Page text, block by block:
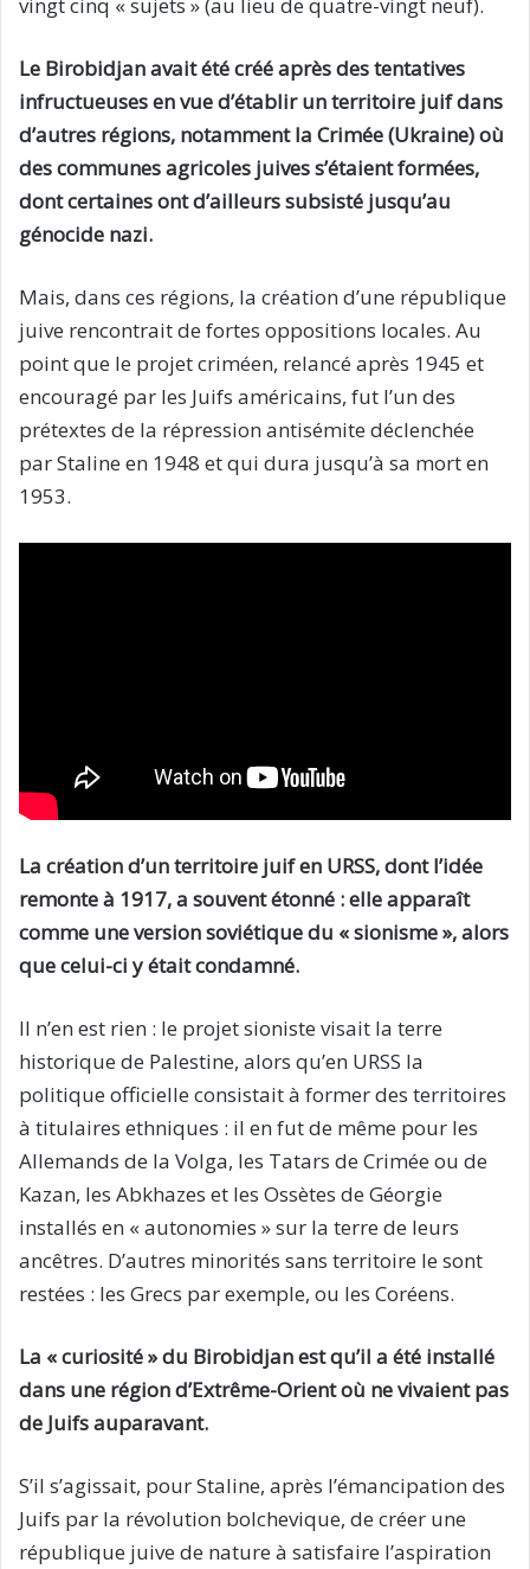
Le Birobidjan avait été créé après des tentatives
infructueuses en vue d’établir un territoire juif dans
d’autres régions, notamment la Crimée (Ukraine) où
des communes agricoles juives s’étaient formées,
dont certaines ont d’ailleurs subsisté jusqu’au
génocide nazi.
Mais, dans ces régions, la création d’une république
juive rencontrait de fortes oppositions locales. Au
point que le projet criméen, relancé après 1945 et
encouragé par les Juifs américains, fut l’un des
prétextes de la répression antisémite déclenchée
par Staline en 1948 et qui dura jusqu’à sa mort en
1953.
La création d’un territoire juif en URSS, dont l’idée
remonte à 1917, a souvent étonné : elle apparaît
comme une version soviétique du « sionisme », alors
que celui-ci y était condamné.
Il n’en est rien : le projet sioniste visait la terre
historique de Palestine, alors qu’en URSS la
politique officielle consistait à former des territoires
à titulaires ethniques : il en fut de même pour les
Allemands de la Volga, les Tatars de Crimée ou de
Kazan, les Abkhazes et les Ossètes de Géorgie
installés en « autonomies » sur la terre de leurs
ancêtres. D’autres minorités sans territoire le sont
restées : les Grecs par exemple, ou les Coréens.
La « curiosité » du Birobidjan est qu’il a été installé
dans une région d’Extrême-Orient où ne vivaient pas
de Juifs auparavant.
S’il s’agissait, pour Staline, après l’émancipation des
Juifs par la révolution bolchevique, de créer une
république juive de nature à satisfaire l’aspiration